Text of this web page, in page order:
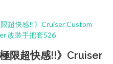
極限超快感!!》Cruiser